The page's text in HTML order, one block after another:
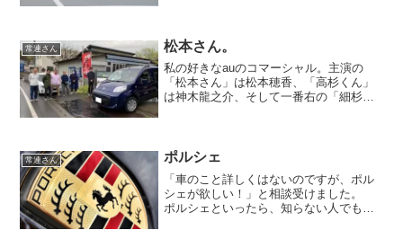
とほぼ一緒。 人間...
常連さん 松本さん。
私の好きなauのコマーシャル。主演の
「松本さん」は松本穂香、「高杉くん」
は神木龍之介、そして一番右の「細杉く
らず、あの名演技に毎度楽...
常連さん ポルシェ
「車のこと詳しくはないのですが、ポル
シェが欲しい！」と相談受けました。
ポルシェといったら、知らない人でもな